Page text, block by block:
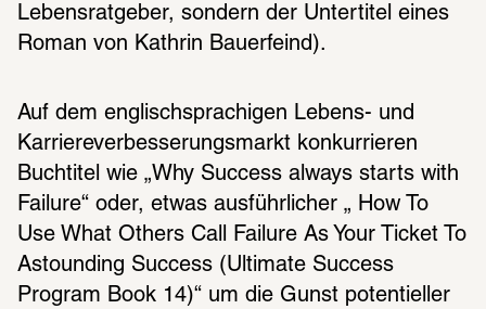
Lebensratgeber, sondern der Untertitel eines
Roman von Kathrin Bauerfeind).
Auf dem englischsprachigen Lebens- und
Karriereverbesserungsmarkt konkurrieren
Buchtitel wie „Why Success always starts with
Failure“ oder, etwas ausführlicher „ How To
Use What Others Call Failure As Your Ticket To
Astounding Success (Ultimate Success
Program Book 14)“ um die Gunst potentieller